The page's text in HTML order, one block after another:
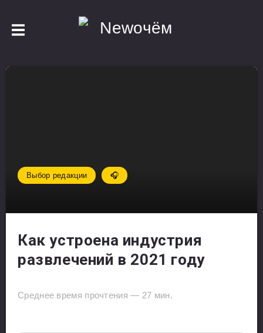
Выбор редакции 🎧
Как устроена индустрия
развлечений в 2021 году
Среднее время прочтения — 27 мин.